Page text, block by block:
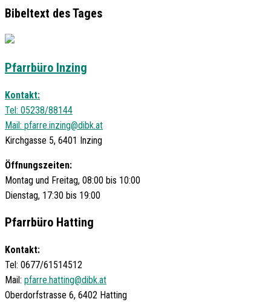
Bibeltext des Tages
Pfarrbüro Inzing
Kontakt:
Tel: 05238/88144
Mail: pfarre.inzing@dibk.at
Kirchgasse 5, 6401 Inzing
Öffnungszeiten:
Montag und Freitag, 08:00 bis 10:00
Dienstag, 17:30 bis 19:00
Pfarrbüro Hatting
Kontakt:
Tel: 0677/61514512
Mail: pfarre.hatting@dibk.at
Oberdorfstrasse 6, 6402 Hatting